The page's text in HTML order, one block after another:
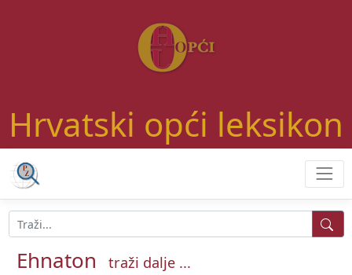
Hrvatski opći leksikon
Ehnaton traži dalje ...